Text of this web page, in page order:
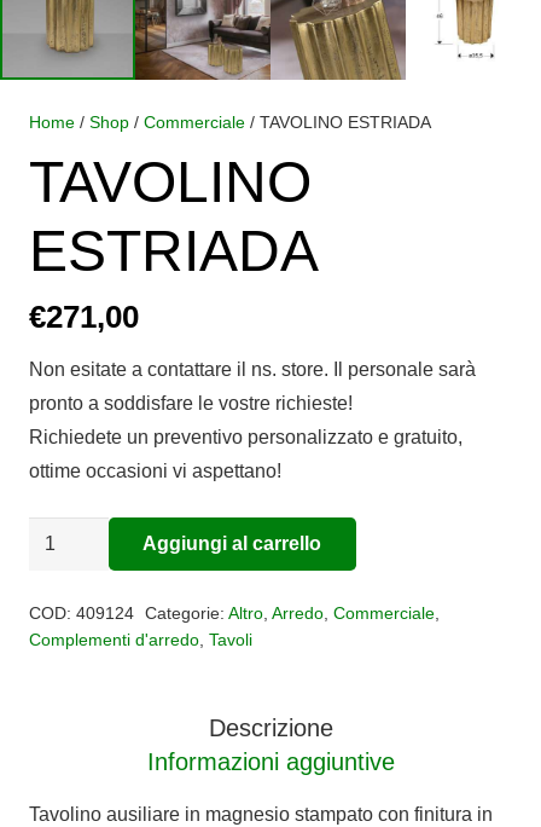
Home / Shop / Commerciale / TAVOLINO ESTRIADA
TAVOLINO
ESTRIADA
€271,00
Non esitate a contattare il ns. store. Il personale sarà
pronto a soddisfare le vostre richieste!
Richiedete un preventivo personalizzato e gratuito,
ottime occasioni vi aspettano!
TAVOLINO
ESTRIADA
Aggiungi al carrello
COD: 409124 Categorie: Altro, Arredo, Commerciale,
Complementi d'arredo, Tavoli
Descrizione
Informazioni aggiuntive
Tavolino ausiliare in magnesio stampato con finitura in